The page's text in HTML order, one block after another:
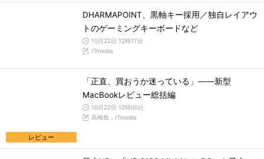
DHARMAPOINT、黒軸キー採用／独自レイアウ
トのゲーミングキーボードなど
10月22日 12時17分
ITmedia
レビュー
「正直、買おうか迷っている」――新型
MacBookレビュー総括編
10月22日 12時00分
高橋敦，ITmedia